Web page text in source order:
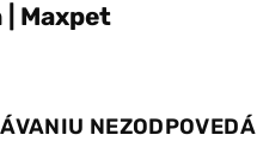
Maxpet
NEZODPOVEDÁ